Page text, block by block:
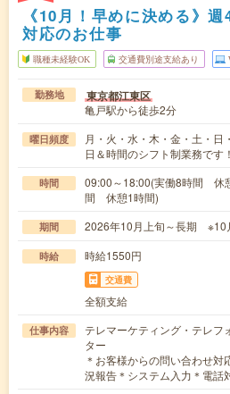
《10月！早めに決める》
対応のお仕事
職種未経験OK 交通費別途支給あり
勤務地 東京都江東区
亀戸駅から徒歩2分
曜日頻度
月・火・水・木・金・土・
日＆時間のシフト制業務です！
時間
09:00～18:00(実働8時間 休
間 休憩1時間)
期間 2026年10月上旬～長期 ※10
時給 時給1550円
交通費
全額支給
仕事内容
テレマーケティング・テレフ
ター
＊お客様からの問い合わせ
況報告＊システム入力＊電話